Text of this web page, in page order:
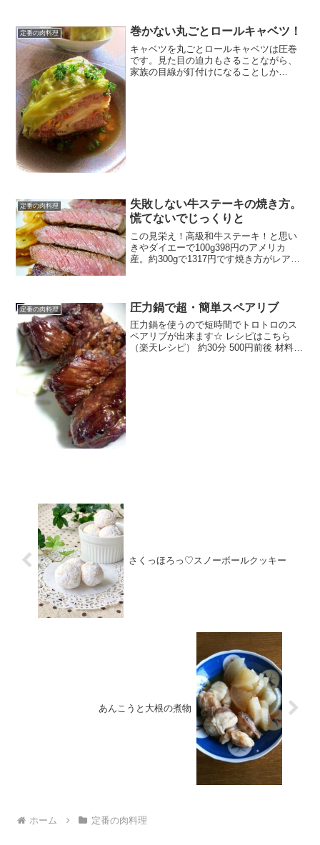
醤油AみりんAお酒A砂糖みんなのレビュ
ー
定番の肉料理 巻かない丸ごとロールキャベツ！
キャベツを丸ごとロールキャベツは圧巻
です。見た目の迫力もさることながら、
家族の目線が釘付けになることしか
定番の肉料理
失敗しない牛ステーキの焼き方。
慌てないでじっくりと
この見栄え！高級和牛ステーキ！と思い
きやダイエーで100g398円のアメリカ
産。約300gで1317円です焼き方がレアす
は...
定番の肉料理 圧力鍋で超・簡単スペアリブ
圧力鍋を使うので短時間でトロトロのス
ペアリブが出来ます☆ レシピはこちら
（楽天レシピ） 約30分 500円前後 材料ス
さくっほろっ♡スノーボールクッキー
あんこうと大根の煮物
ホーム 定番の肉料理